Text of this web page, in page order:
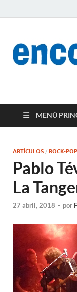
MENÚ
ARTÍCULOS / ROCK-POP
Pablo
La
27 abril, 2018 - por